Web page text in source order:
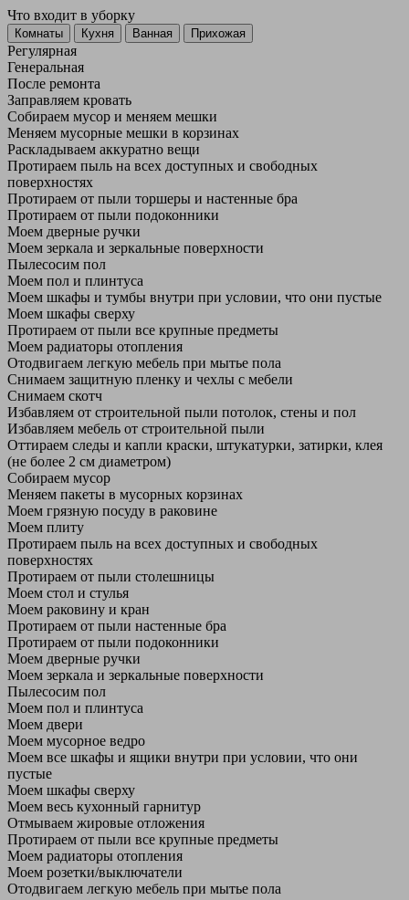
Что входит в уборку
Регу­лярная
Гене­ральная
После ремонта
Заправляем кровать
Собираем мусор и меняем мешки
Меняем мусорные мешки в корзинах
Раскладываем аккуратно вещи
Протираем пыль на всех доступных и свободных
поверхностях
Протираем от пыли торшеры и настенные бра
Протираем от пыли подоконники
Моем дверные ручки
Моем зеркала и зеркальные поверхности
Пылесосим пол
Моем пол и плинтуса
Моем шкафы и тумбы внутри при условии, что они пустые
Моем шкафы сверху
Протираем от пыли все крупные предметы
Моем радиаторы отопления
Отодвигаем легкую мебель при мытье пола
Снимаем защитную пленку и чехлы с мебели
Снимаем скотч
Избавляем от строительной пыли потолок, стены и пол
Избавляем мебель от строительной пыли
Оттираем следы и капли краски, штукатурки, затирки, клея
(не более 2 см диаметром)
Собираем мусор
Меняем пакеты в мусорных корзинах
Моем грязную посуду в раковине
Моем плиту
Протираем пыль на всех доступных и свободных
поверхностях
Протираем от пыли столешницы
Моем стол и стулья
Моем раковину и кран
Протираем от пыли настенные бра
Протираем от пыли подоконники
Моем дверные ручки
Моем зеркала и зеркальные поверхности
Пылесосим пол
Моем пол и плинтуса
Моем двери
Моем мусорное ведро
Моем все шкафы и ящики внутри при условии, что они
пустые
Моем шкафы сверху
Моем весь кухонный гарнитур
Отмываем жировые отложения
Протираем от пыли все крупные предметы
Моем радиаторы отопления
Моем розетки/выключатели
Отодвигаем легкую мебель при мытье пола